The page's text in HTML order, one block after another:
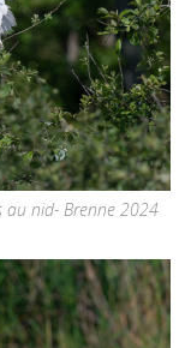
au nid- Brenne 2024